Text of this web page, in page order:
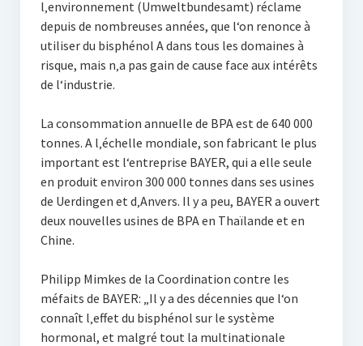
l‚environnement (Umweltbundesamt) réclame
depuis de nombreuses années, que l‘on renonce à
utiliser du bisphénol A dans tous les domaines à
risque, mais n‚a pas gain de cause face aux intérêts
de l‘industrie.
La consommation annuelle de BPA est de 640 000
tonnes. A l‚échelle mondiale, son fabricant le plus
important est l‘entreprise BAYER, qui a elle seule
en produit environ 300 000 tonnes dans ses usines
de Uerdingen et d‚Anvers. Il y a peu, BAYER a ouvert
deux nouvelles usines de BPA en Thaïlande et en
Chine.
Philipp Mimkes de la Coordination contre les
méfaits de BAYER: „Il y a des décennies que l‘on
connaît l‚effet du bisphénol sur le système
hormonal, et malgré tout la multinationale